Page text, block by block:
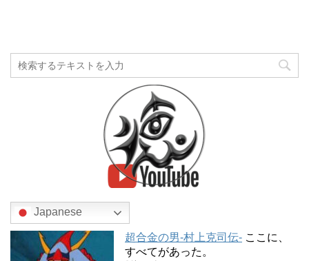
Japanese
超合金の男-村上克司伝- ここに、
すべてがあった。